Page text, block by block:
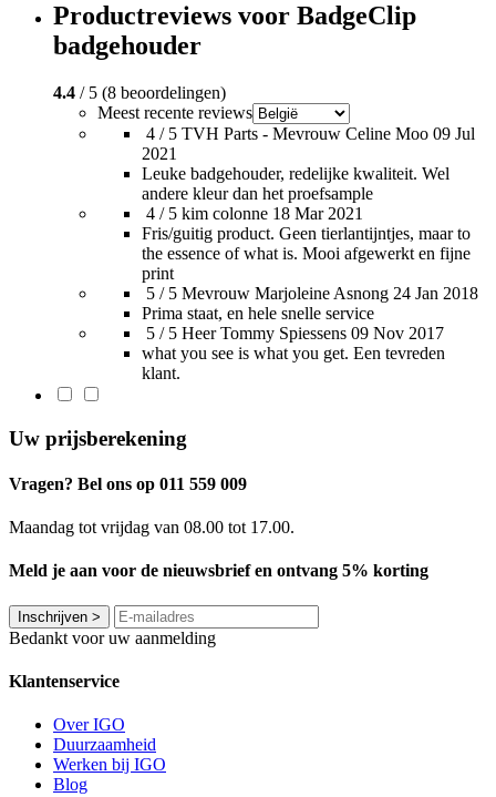
Productreviews voor BadgeClip
badgehouder
4.4 / 5 (8 beoordelingen)
Meest recente reviews
4 / 5 TVH Parts - Mevrouw Celine Moo 09 Jul
2021
Leuke badgehouder, redelijke kwaliteit. Wel
andere kleur dan het proefsample
4 / 5 kim colonne 18 Mar 2021
Fris/guitig product. Geen tierlantijntjes, maar to
the essence of what is. Mooi afgewerkt en fijne
print
5 / 5 Mevrouw Marjoleine Asnong 24 Jan 2018
Prima staat, en hele snelle service
5 / 5 Heer Tommy Spiessens 09 Nov 2017
what you see is what you get. Een tevreden
klant.
Uw prijsberekening
Vragen? Bel ons op 011 559 009
Maandag tot vrijdag van 08.00 tot 17.00.
Meld je aan voor de nieuwsbrief en ontvang 5% korting
Inschrijven >
Bedankt voor uw aanmelding
Klantenservice
Over IGO
Duurzaamheid
Werken bij IGO
Blog